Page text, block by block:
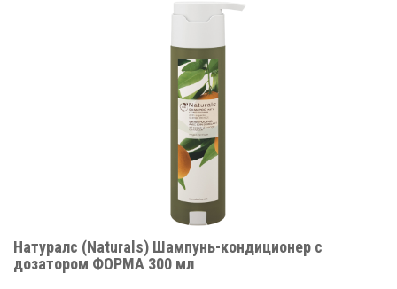
Натуралс (Naturals) Шампунь-кондиционер с
дозатором ФОРМА 300 мл